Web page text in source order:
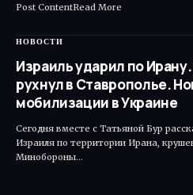
Post ContentRead More ​
НОВОСТИ
Израиль ударил по
рухнул в Ставрополье.
мобилизации в Украине
Сегодня вместе с Татьяной Бур
Израиля по территории Ирана,
Минобороны…